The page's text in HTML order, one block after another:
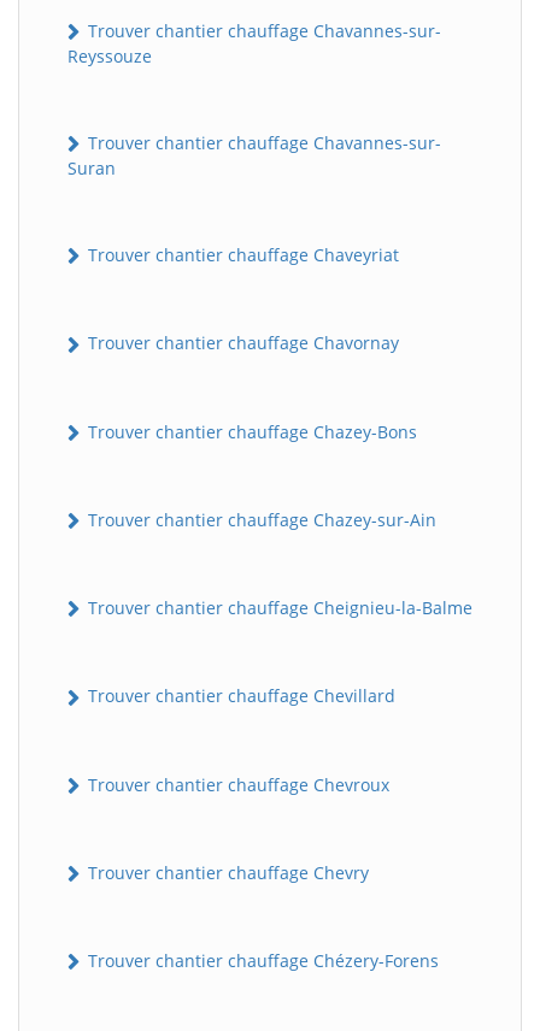
Trouver chantier chauffage Chavannes-sur-
Reyssouze
Trouver chantier chauffage Chavannes-sur-
Suran
Trouver chantier chauffage Chaveyriat
Trouver chantier chauffage Chavornay
Trouver chantier chauffage Chazey-Bons
Trouver chantier chauffage Chazey-sur-Ain
Trouver chantier chauffage Cheignieu-la-Balme
Trouver chantier chauffage Chevillard
Trouver chantier chauffage Chevroux
Trouver chantier chauffage Chevry
Trouver chantier chauffage Chézery-Forens